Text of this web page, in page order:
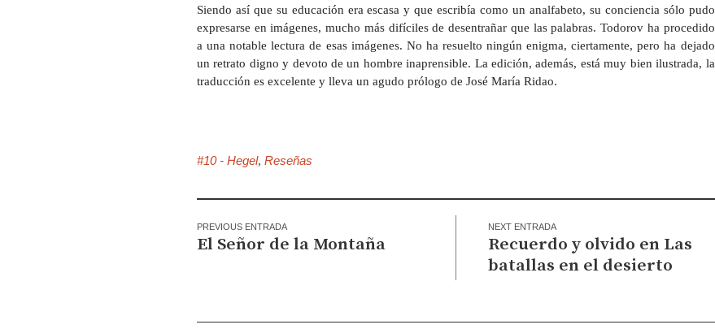
Siendo así que su educación era escasa y que escribía como un analfabeto, su conciencia sólo pudo
expresarse en imágenes, mucho más difíciles de desentrañar que las palabras. Todorov ha procedido
a una notable lectura de esas imágenes. No ha resuelto ningún enigma, ciertamente, pero ha dejado
un retrato digno y devoto de un hombre inaprensible. La edición, además, está muy bien ilustrada, la
traducción es excelente y lleva un agudo prólogo de José María Ridao.
#10 - Hegel, Reseñas
PREVIOUS ENTRADA
El Señor de la Montaña
NEXT ENTRADA
Recuerdo y olvido en Las
batallas en el desierto